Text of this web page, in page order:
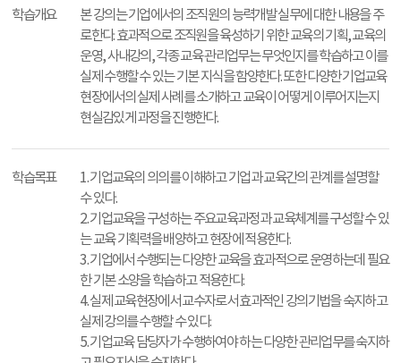
학습개요
본 강의는 기업에서의 조직원의 능력개발 실무에 대한 내용을 주
로한다. 효과적으로 조직원을 육성하기 위한 교육의 기획, 교육의
운영, 사내강의, 각종 교육 관리업무는 무엇인지를 학습하고 이를
실제 수행할 수 있는 기본 지식을 함양한다. 또한 다양한 기업교육
현장에서의 실제 사례를 소개하고 교육이 어떻게 이루어지는지
현실감있게 과정을 진행한다.
학습목표
1. 기업교육의 의의를 이해하고 기업과 교육간의 관계를 설명할
수 있다.
2. 기업교육을 구성하는 주요교육과정과 교육체계를 구성할 수 있
는 교육 기획력을 배양하고 현장에 적용한다.
3. 기업에서 수행되는 다양한 교육을 효과적으로 운영하는데 필요
한 기본 소양을 학습하고 적용한다.
4. 실제 교육현장에서 교수자로서 효과적인 강의기법을 숙지하고
실제 강의를 수행할 수 있다.
5. 기업교육 담당자가 수행하여야 하는 다양한 관리업무를 숙지하